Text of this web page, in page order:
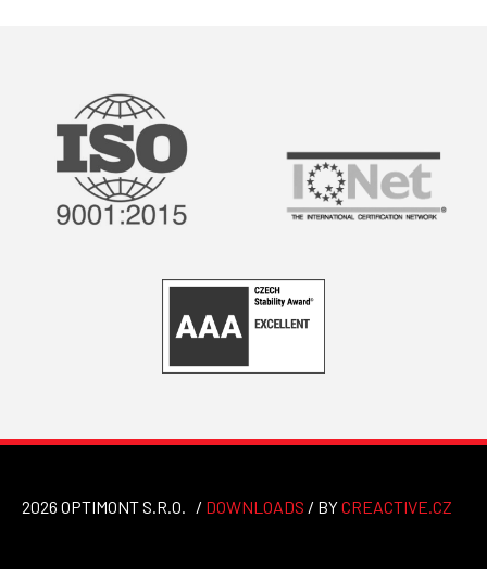
2026 OPTIMONT S.R.O. / DOWNLOADS / BYCREACTIVE.CZ